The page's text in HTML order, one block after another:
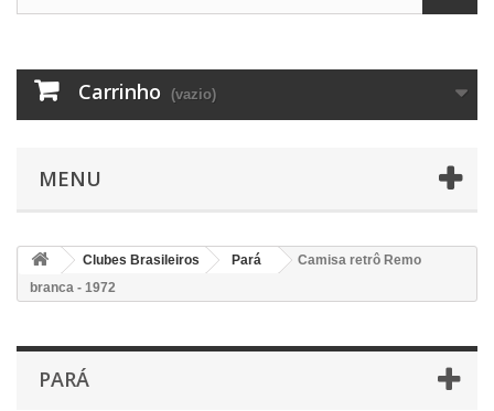
Carrinho (vazio)
MENU
Clubes Brasileiros Pará
Camisa retrô Remo
branca - 1972
PARÁ